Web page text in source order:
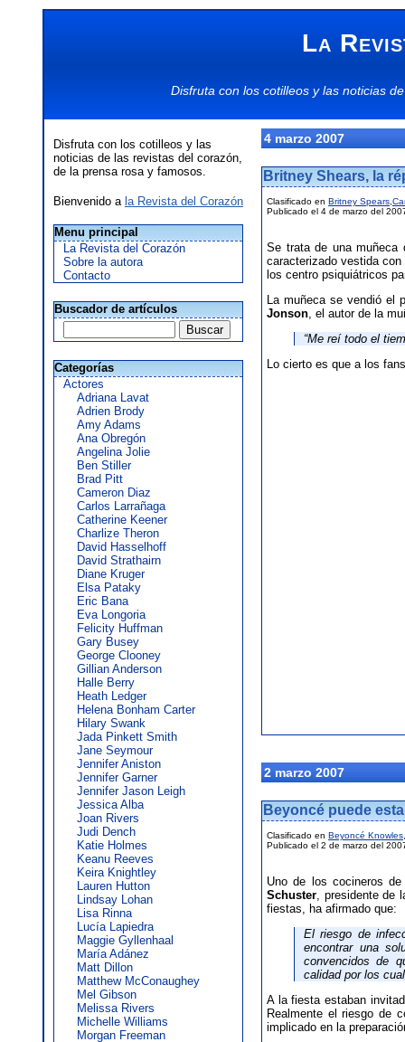
La
Disfruta con los cotilleosy las noticias
Disfruta con los cotilleos y las
noticias de las revistas del corazón,
de la prensa rosa y famosos.
Bienvenido a la Revista del Corazón
Menu principal
La Revista del Corazón
Sobre la autora
Contacto
Buscador de artículos
Categorías
Actores
Adriana Lavat
Adrien Brody
Amy Adams
Ana Obregón
Angelina Jolie
Ben Stiller
Brad Pitt
Cameron Diaz
Carlos Larrañaga
Catherine Keener
Charlize Theron
David Hasselhoff
David Strathairn
Diane Kruger
Elsa Pataky
Eric Bana
Eva Longoria
Felicity Huffman
Gary Busey
George Clooney
Gillian Anderson
Halle Berry
Heath Ledger
Helena Bonham Carter
Hilary Swank
Jada Pinkett Smith
Jane Seymour
Jennifer Aniston
Jennifer Garner
Jennifer Jason Leigh
Jessica Alba
Joan Rivers
Judi Dench
Katie Holmes
Keanu Reeves
Keira Knightley
Lauren Hutton
Lindsay Lohan
Lisa Rinna
Lucía Lapiedra
Maggie Gyllenhaal
María Adánez
Matt Dillon
Matthew McConaughey
Mel Gibson
Melissa Rivers
Michelle Williams
Morgan Freeman
4 marzo 2007
Britney Shears, la
Clasificado en Britney Spears
Publicado el 4 de marzo del
Se trata de una muñeca
caracterizado vestida
los centro psiquiátricos
La muñeca se vendió el
Jonson, el autor de la
“Me reí todo el
Lo cierto es que a los
2 marzo 2007
Beyoncé puede
Clasificado en Beyoncé Knowles
Publicado el 2 de marzo del
Uno de los cocineros
Schuster, presidente de
fiestas, ha afirmado que:
El riesgo de
encontrar una
convencidos de
calidad por los
A la fiesta estaban
Realmente el riesgo de
implicado en la